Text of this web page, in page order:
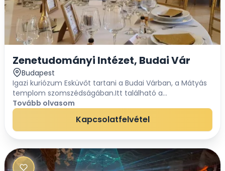
Zenetudományi Intézet, Budai Vár
Budapest
Igazi kuriózum Esküvőt tartani a Budai Várban, a Mátyás
templom szomszédságában.Itt található a
Zenetudományi Intézet. Rendkívül kedvező a
terembérleti díj: 440.000 Ft A gyönyörűen felújított...
Tovább olvasom
Kapcsolatfelvétel